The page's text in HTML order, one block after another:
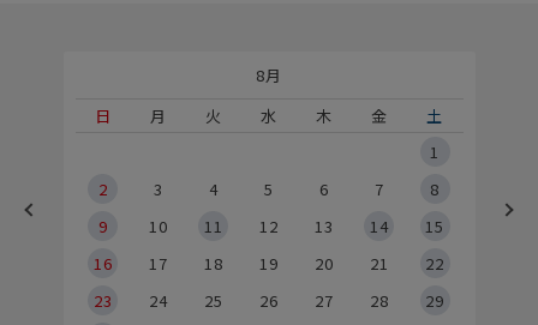
8月
日
月 火 水 木 金
土
1
2
3 4 5 6 7
8
9
10 11 12 13 14
15
16
17 18 19 20 21
22
23
24 25 26 27 28
29